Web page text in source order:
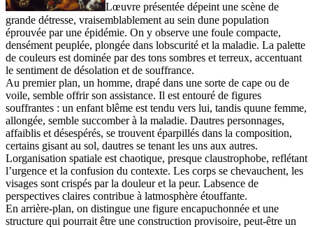
Lœuvre présentée dépeint une scène de
grande détresse, vraisemblablement au sein dune population
éprouvée par une épidémie. On y observe une foule compacte,
densément peuplée, plongée dans lobscurité et la maladie. La palette
de couleurs est dominée par des tons sombres et terreux, accentuant
le sentiment de désolation et de souffrance.
Au premier plan, un homme, drapé dans une sorte de cape ou de
voile, semble offrir son assistance. Il est entouré de figures
souffrantes : un enfant blême est tendu vers lui, tandis quune femme,
allongée, semble succomber à la maladie. Dautres personnages,
affaiblis et désespérés, se trouvent éparpillés dans la composition,
certains gisant au sol, dautres se tenant les uns aux autres.
Lorganisation spatiale est chaotique, presque claustrophobe, reflétant
l’urgence et la confusion du contexte. Les corps se chevauchent, les
visages sont crispés par la douleur et la peur. Labsence de
perspectives claires contribue à latmosphère étouffante.
En arrière-plan, on distingue une figure encapuchonnée et une
structure qui pourrait être une construction provisoire, peut-être un